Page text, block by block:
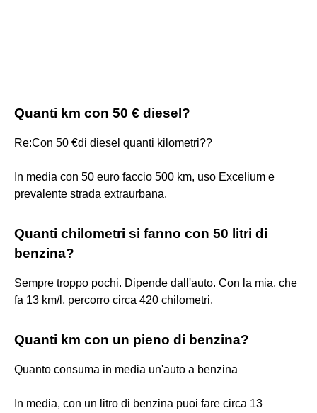
Quanti km con 50 € diesel?
Re:Con 50 €di diesel quanti kilometri??
In media con 50 euro faccio 500 km, uso Excelium e
prevalente strada extraurbana.
Quanti chilometri si fanno con 50 litri di
benzina?
Sempre troppo pochi. Dipende dall'auto. Con la mia, che
fa 13 km/l, percorro circa 420 chilometri.
Quanti km con un pieno di benzina?
Quanto consuma in media un'auto a benzina
In media, con un litro di benzina puoi fare circa 13